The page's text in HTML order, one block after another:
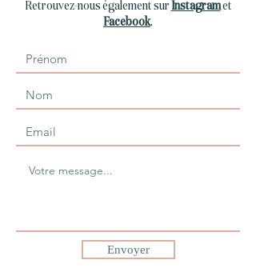
Retrouvez-nous également sur Instagramet
Facebook.
Envoyer